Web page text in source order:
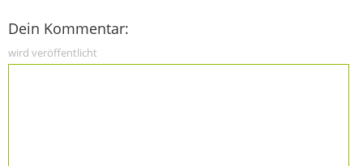
Dein Kommentar:
wird veröffentlicht